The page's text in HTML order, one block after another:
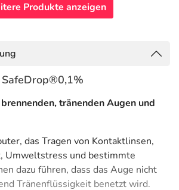
Produkte anzeigen
tränenden Augen und
das Tragen von Kontaktlinsen,
Umweltstress und bestimmte
dazu führen, dass das Auge nicht
Tränenflüssigkeit benetzt wird.